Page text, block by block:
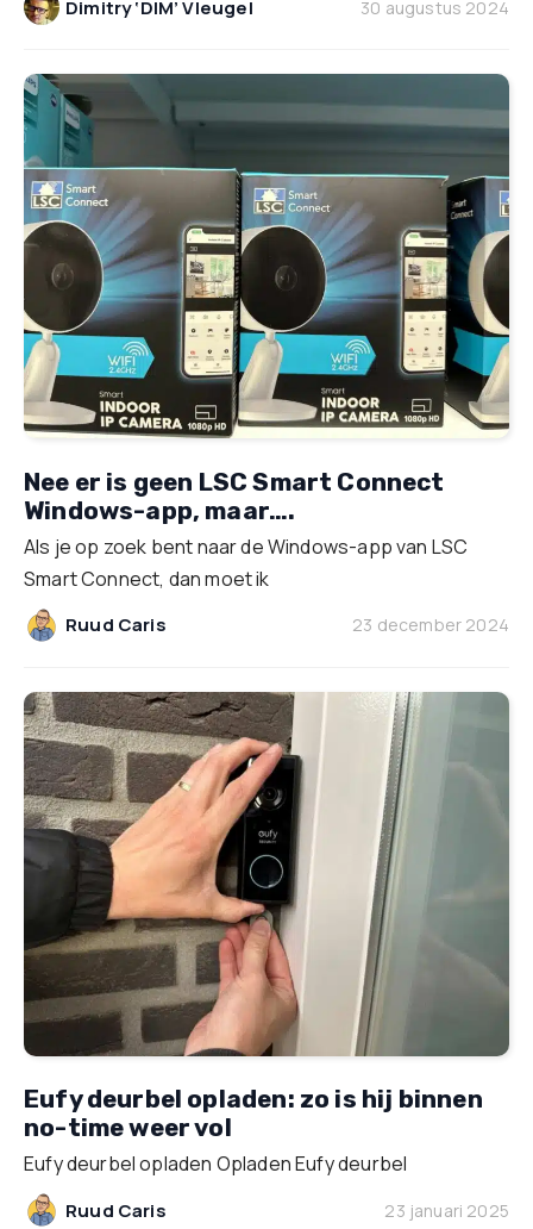
Dimitry ‘DIM’ Vleugel 30 augustus 2024
Nee er is geen LSC Smart Connect
Windows-app, maar….
Als je op zoek bent naar de Windows-app van LSC
Smart Connect, dan moet ik
Ruud Caris 23 december 2024
Eufy deurbel opladen: zo is hij binnen
no-time weer vol
Eufy deurbel opladen Opladen Eufy deurbel
Ruud Caris 23 januari 2025